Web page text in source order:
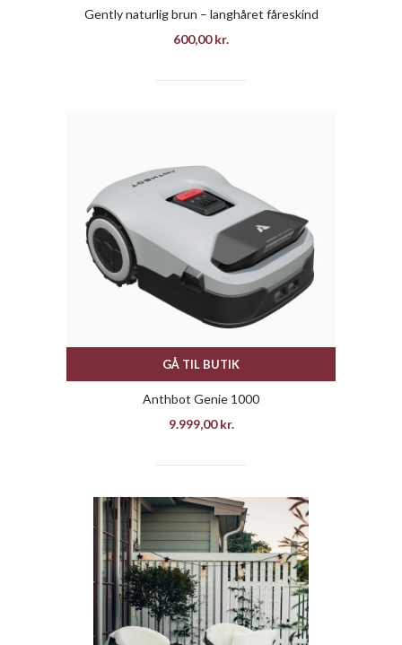
Gently naturlig brun – langhåret fåreskind
600,00kr.
GÅ TIL BUTIK
Anthbot Genie 1000
9.999,00kr.